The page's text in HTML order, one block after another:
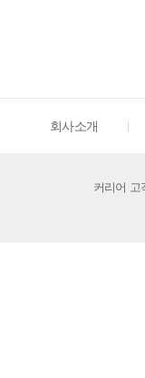
회사소개
커리어 고